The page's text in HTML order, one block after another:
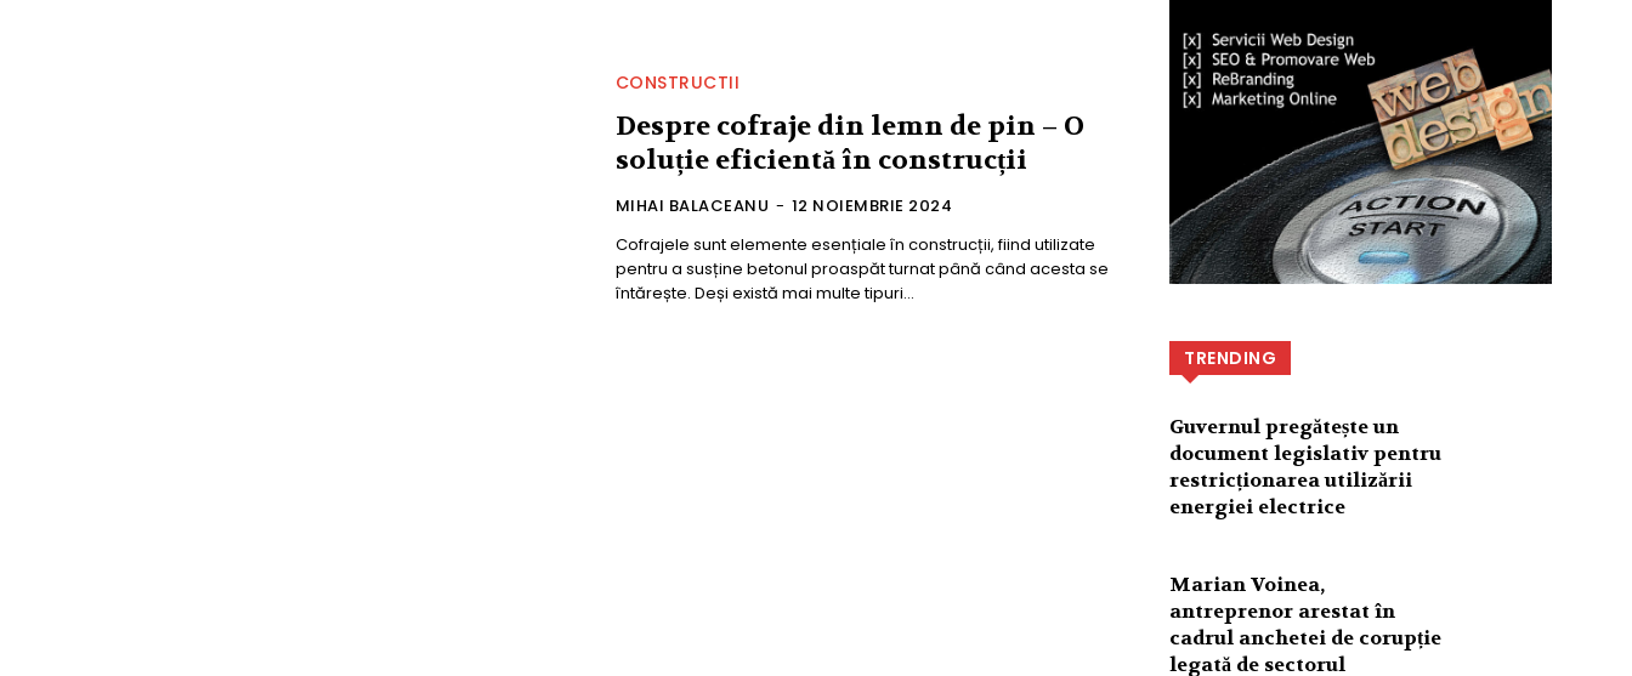
CONSTRUCTII
Despre cofraje din lemn de pin – O
soluție eficientă în construcții
MIHAI BALACEANU - 12 NOIEMBRIE 2024
Cofrajele sunt elemente esențiale în construcții, fiind utilizate
pentru a susține betonul proaspăt turnat până când acesta se
întărește. Deși există mai multe tipuri...
TRENDING
Guvernul pregătește un
document legislativ pentru
restricționarea utilizării
energiei electrice
Marian Voinea,
antreprenor arestat în
cadrul anchetei de corupție
legată de sectorul